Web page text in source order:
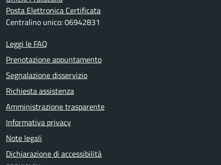
Posta Elettronica Certificata
Centralino unico: 06942831
Leggi le FAQ
Prenotazione appuntamento
Segnalazione disservizio
Richiesta assistenza
Amministrazione trasparente
Informativa privacy
Note legali
Dichiarazione di accessibilità